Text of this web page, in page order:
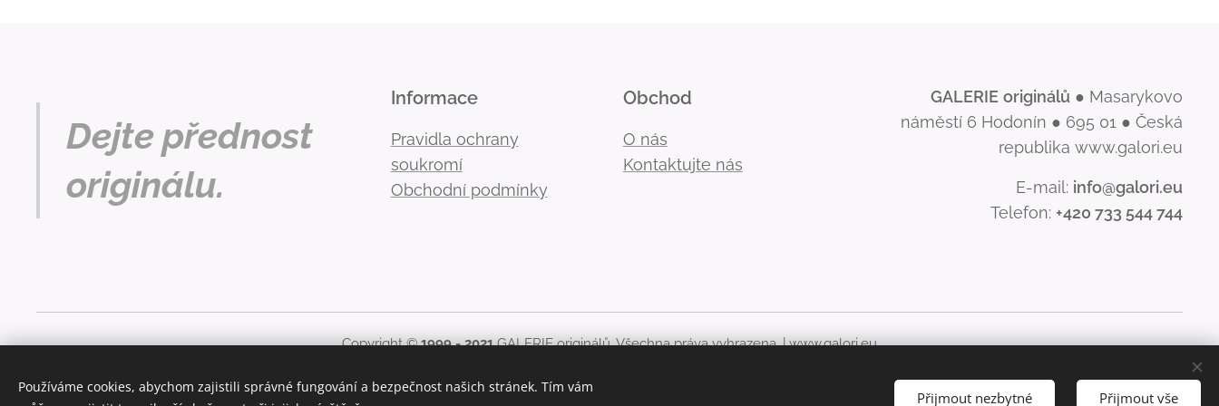
Dejte přednost
originálu.
Informace
Pravidla ochrany
soukromí
Obchodní podmínky
Obchod
O nás
Kontaktujte nás
GALERIE originálů ● Masarykovo
náměstí 6 Hodonín ● 695 01 ● Česká
republika www.galori.eu
E-mail: info@galori.eu
Telefon: +420 733 544 744
Copyright ©1999 - 2021GALERIE originálů. Všechna práva vyhrazena. |www.galori.eu
originálů zakázáno.
Používáme cookies, abychom zajistili správné fungování a bezpečnost našich stránek. Tím vám
Přijmout nezbytné Přijmout vše